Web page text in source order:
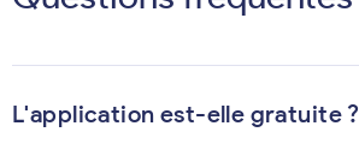
L'application est-elle gratuite ?